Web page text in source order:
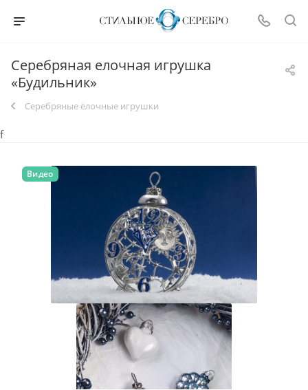
Серебряная елочная игрушка
«Будильник»
Серебряные ёлочные игрушки
f
Видео